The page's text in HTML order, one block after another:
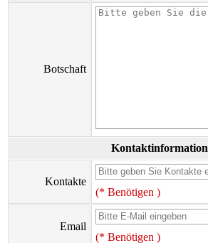
Botschaft
Kontaktinformation
Kontakte
(* Benötigen )
Email
(* Benötigen )